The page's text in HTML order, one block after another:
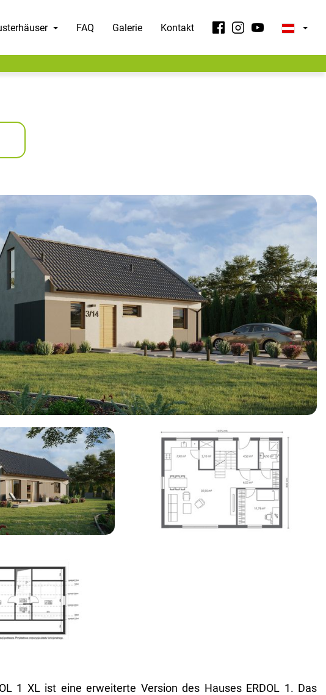
FAQ Galerie Kontakt
1 XL ist eine erweiterte Version des Hauses ERDOL 1. Das